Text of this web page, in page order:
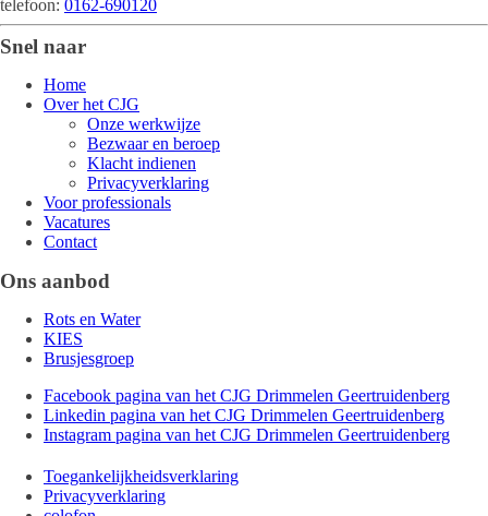
telefoon: 0162-690120
Snel naar
Home
Over het CJG
Onze werkwijze
Bezwaar en beroep
Klacht indienen
Privacyverklaring
Voor professionals
Vacatures
Contact
Ons aanbod
Rots en Water
KIES
Brusjesgroep
Facebook pagina van het CJG Drimmelen Geertruidenberg
Linkedin pagina van het CJG Drimmelen Geertruidenberg
Instagram pagina van het CJG Drimmelen Geertruidenberg
Toegankelijkheidsverklaring
Privacyverklaring